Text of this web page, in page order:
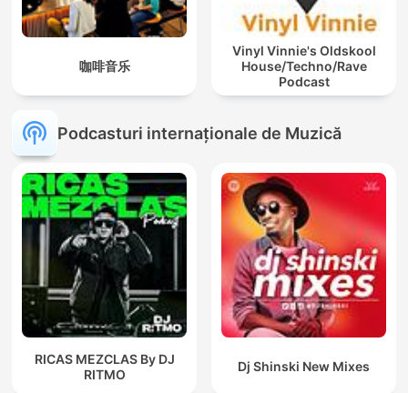
咖啡音乐
Vinyl Vinnie's Oldskool
House/Techno/Rave
Podcast
Podcasturi internaționale de Muzică
RICAS MEZCLAS By DJ
RITMO
Dj Shinski New Mixes